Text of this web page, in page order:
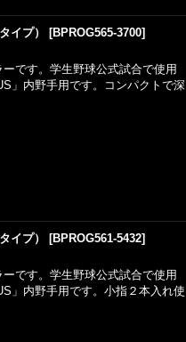
イプ） [BPROG565-3700]
です。学生野球公式試合で使用
」内野手用です。コンパクトで深
イプ） [BPROG561-5432]
です。学生野球公式試合で使用
」内野手用です。小指２本入れ使